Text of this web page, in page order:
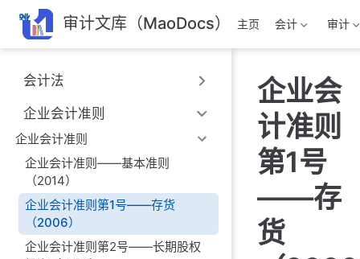
跳
至
主
內
容
审计文库（MaoDocs） 主页 会计 审计
会计法
企业会计准则
企业会计准则
企业会计准则——基本准则
（2014）
企业会计准则第1号——存货
（2006）
企业会计准则第2号——长期股权
企业会
计准则
第1号
——存
货